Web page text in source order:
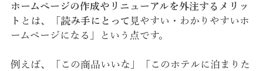
ホームページの作成やリニューアルを外注するメリッ
ト とは、「 読み手にとって 見やすい・わかりやすいホ
ームページになる」という点です。
例えば、「この商品いいな」「このホテルに泊まりた